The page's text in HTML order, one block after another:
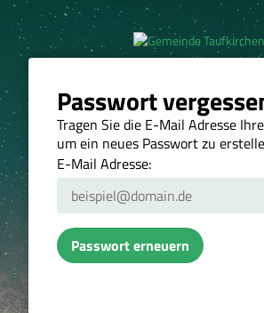
Passwort
Tragen Sie die E-Mail Adresse
um ein neues Passwort zu
E-Mail Adresse:
Passwort erneuern